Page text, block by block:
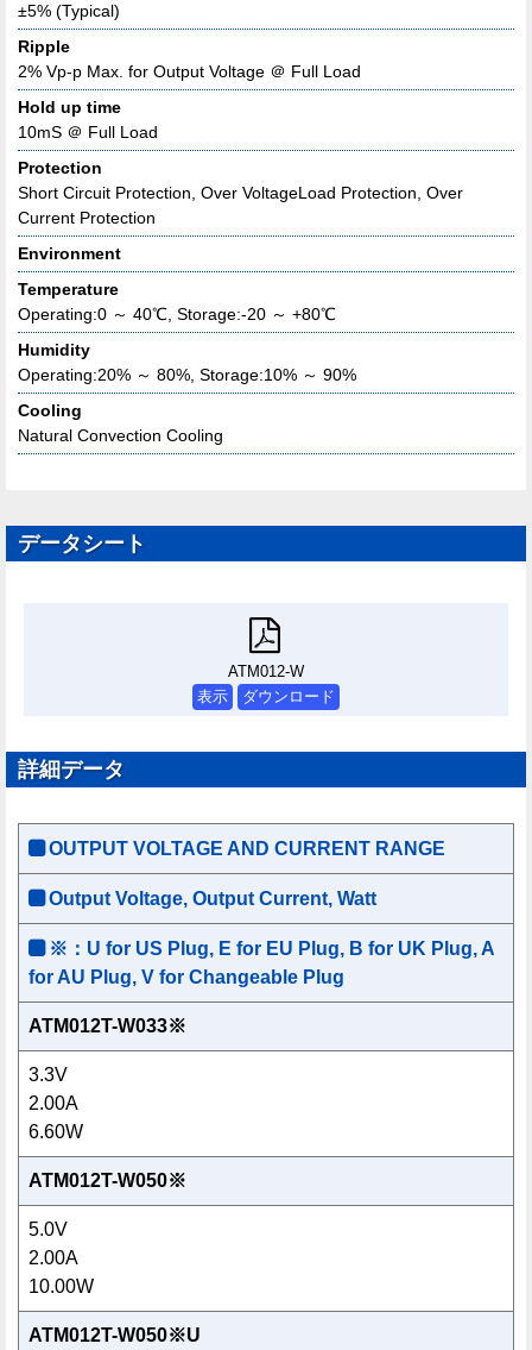
±5% (Typical)
Ripple
2% Vp-p Max. for Output Voltage ＠ Full Load
Hold up time
10mS ＠ Full Load
Protection
Short Circuit Protection, Over VoltageLoad Protection, Over
Current Protection
Environment
Temperature
Operating:0 ～ 40℃, Storage:-20 ～ +80℃
Humidity
Operating:20% ～ 80%, Storage:10% ～ 90%
Cooling
Natural Convection Cooling
データシート
ATM012-W
表示
ダウンロード
詳細データ
OUTPUT VOLTAGE AND CURRENT RANGE
Output Voltage, Output Current, Watt
※：U for US Plug, E for EU Plug, B for UK Plug, A
for AU Plug, V for Changeable Plug
ATM012T-W033※
3.3V
2.00A
6.60W
ATM012T-W050※
5.0V
2.00A
10.00W
ATM012T-W050※U